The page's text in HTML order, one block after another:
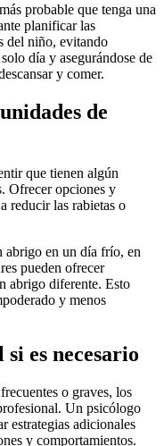
probable que tenga una
planificar las
del niño, evitando
día y asegurándose de
y comer.
de
que tienen algún
Ofrecer opciones y
reducir las rabietas o
abrigo en un día frío, en
pueden ofrecer
abrigo diferente. Esto
y menos
es necesario
o graves, los
Un psicólogo
estrategias adicionales
y comportamientos.